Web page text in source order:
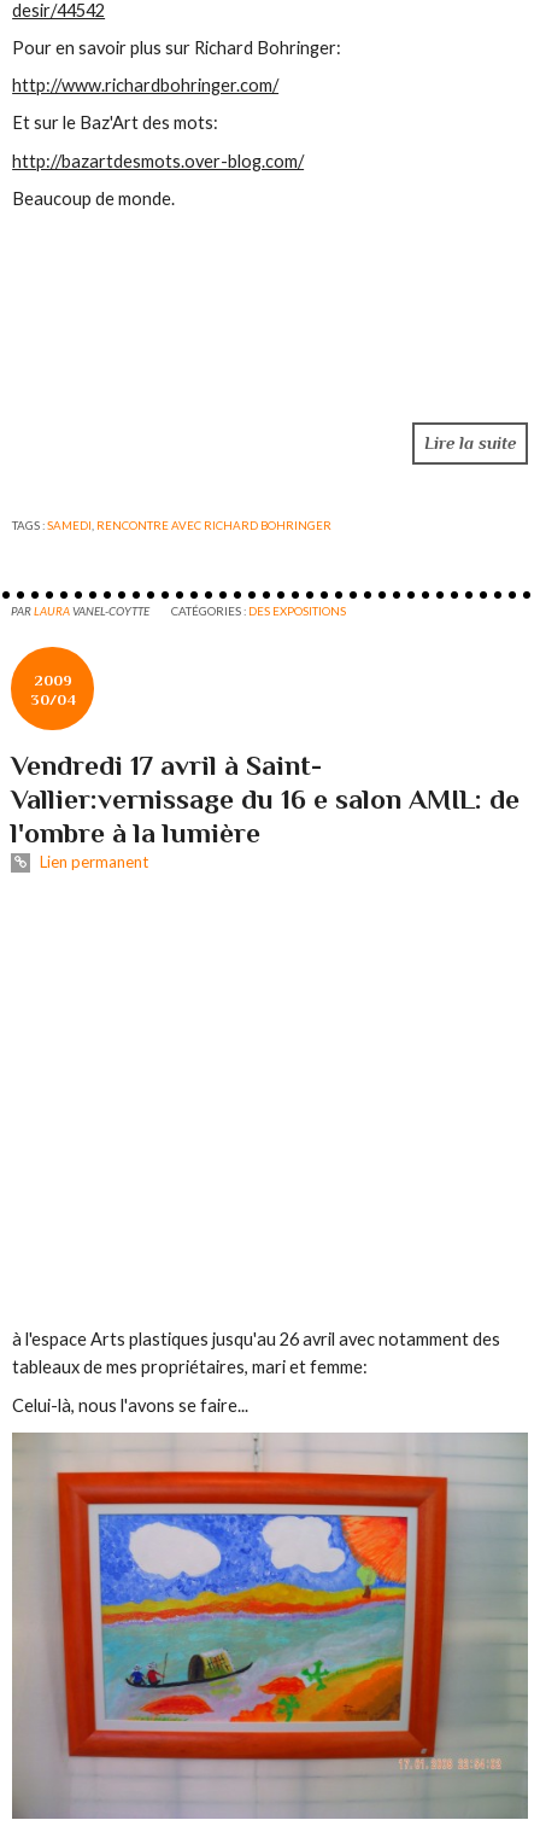
desir/44542
Pour en savoir plus sur Richard Bohringer:
http://www.richardbohringer.com/
Et sur le Baz'Art des mots:
http://bazartdesmots.over-blog.com/
Beaucoup de monde.
Lire la suite
TAGS :SAMEDI RENCONTRE AVEC RICHARD BOHRINGER
PARLAURAVANEL-COYTTE CATÉGORIES : DES EXPOSITIONS
2009
30/04
Vendredi 17 avril à Saint-
Vallier:vernissage du 16 e salon AMIL: de
l'ombre à la lumière
Lien permanent
à l'espace Arts plastiques jusqu'au 26 avril avec notamment des
tableaux de mes propriétaires, mari et femme:
Celui-là, nous l'avons se faire...